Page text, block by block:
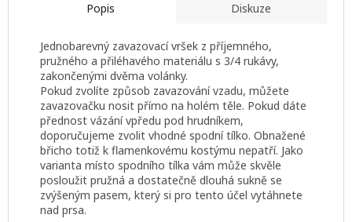
Popis Diskuze
Jednobarevný zavazovací vršek z příjemného,
pružného a přiléhavého materiálu s 3/4 rukávy,
zakončenými dvěma volánky.
Pokud zvolíte způsob zavazování vzadu, můžete
zavazovačku nosit přímo na holém těle. Pokud dáte
přednost vázání vpředu pod hrudníkem,
doporučujeme zvolit vhodné spodní tílko. Obnažené
břicho totiž k flamenkovému kostýmu nepatří. Jako
varianta místo spodního tílka vám může skvěle
posloužit pružná a dostatečně dlouhá sukně se
zvýšeným pasem, který si pro tento účel vytáhnete
nad prsa.